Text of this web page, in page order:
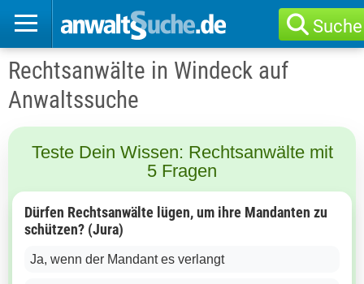
Suche
Rechtsanwälte in Windeck auf
Anwaltssuche
Teste Dein Wissen: Rechtsanwälte mit
5 Fragen
Dürfen Rechtsanwälte lügen, um ihre Mandanten zu
schützen? (Jura)
Ja, wenn der Mandant es verlangt